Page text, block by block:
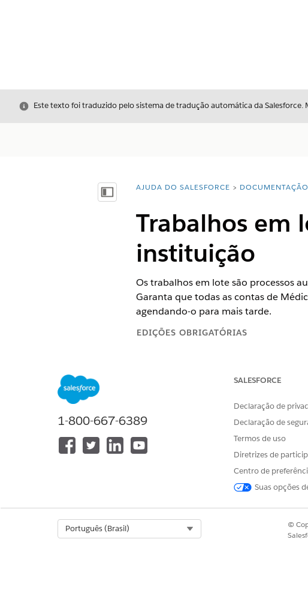
Fechar
Este texto foi traduzido pelo sistema de tradução automática da Salesforce.
Mostrar índiceVocê está aqui:
AJUDA DO SALESFORCE DOCUMENTAÇÃO
Trabalhos em
instituição
Os trabalhos em lote são processos
Garanta que todas as contas de
agendando-o para mais tarde.
EDIÇÕES OBRIGATÓRIAS
Disponível em: EdiçõesEnterprisee
Você pode encontrar os trabalhos no
informações sobre como executar
1-800-667-6389
SALESFORCE
Declaração de
Declaração de
Termos de uso
Diretrizes de
Centro de
Suas opções
Português (Brasil)
©